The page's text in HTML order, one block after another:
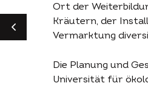
Ort der
Kräutern, der
Vermarktung
Die Planung und
Universität für
ZURÜCK